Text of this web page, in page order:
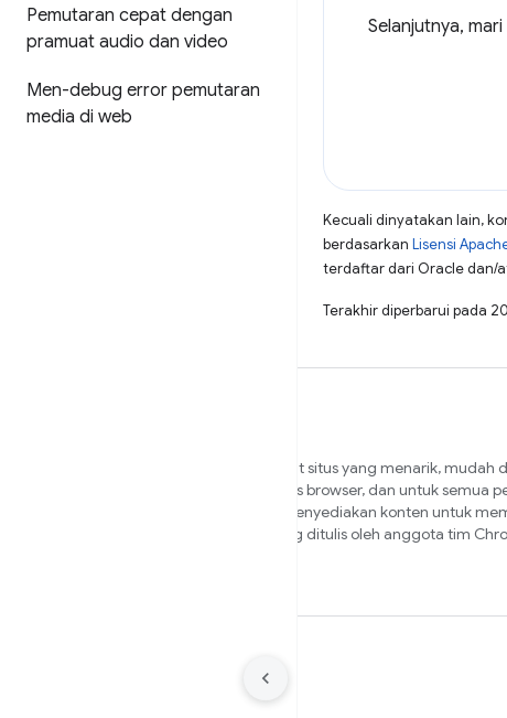
Pemutaran cepat dengan
pramuat audio dan video
Men-debug error pemutaran
media di web
Selanjutnya,
Kecuali dinyatakan lain,
berdasarkan Lisensi
terdaftar dari Oracle dan/
Terakhir diperbarui pada
Kami ingin membantu Anda membuat situs yang menarik, mudah
cepat, dan aman yang berfungsi lintas browser, dan untuk semua
Anda. Situs ini adalah tempat kami menyediakan konten untuk
Anda dalam perjalanan tersebut, yang ditulis oleh anggota tim
Manage cookies